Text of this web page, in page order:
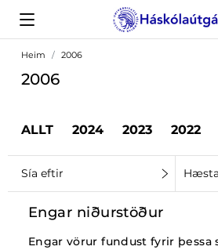
Heim 2006
2006
ALLT 2024 2023 2022
Sía eftir
Engar niðurstöður
Engar vörur fundust fyrir þessa